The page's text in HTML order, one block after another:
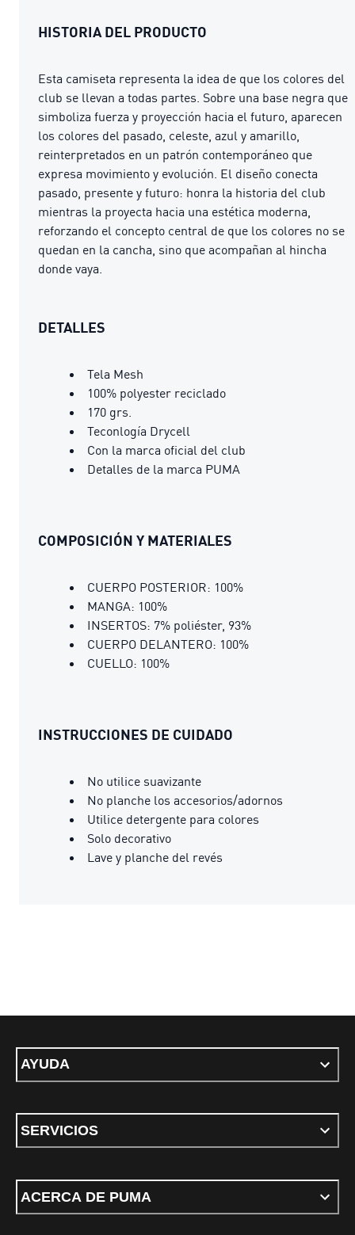
HISTORIA DEL PRODUCTO
Esta camiseta representa la idea de que los colores del
club se llevan a todas partes. Sobre una base negra que
simboliza fuerza y proyección hacia el futuro, aparecen
los colores del pasado, celeste, azul y amarillo,
reinterpretados en un patrón contemporáneo que
expresa movimiento y evolución. El diseño conecta
pasado, presente y futuro: honra la historia del club
mientras la proyecta hacia una estética moderna,
reforzando el concepto central de que los colores no se
quedan en la cancha, sino que acompañan al hincha
donde vaya.
DETALLES
Tela Mesh
100% polyester reciclado
170 grs.
Teconlogía Drycell
Con la marca oficial del club
Detalles de la marca PUMA
COMPOSICIÓN Y MATERIALES
CUERPO POSTERIOR: 100%
MANGA: 100%
INSERTOS: 7% poliéster, 93%
CUERPO DELANTERO: 100%
CUELLO: 100%
INSTRUCCIONES DE CUIDADO
No utilice suavizante
No planche los accesorios/adornos
Utilice detergente para colores
Solo decorativo
Lave y planche del revés
AYUDA
SERVICIOS
ACERCA DE PUMA